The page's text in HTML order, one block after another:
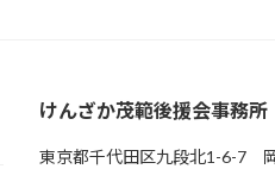
けんざか茂範後援会事務所
東京都千代田区九段北1-6-7